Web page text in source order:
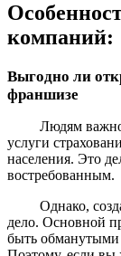
компаний:
Выгодно ли
франшизе
Людям важно
услуги
населения. Это
востребованным.
Однако,
дело. Основной
быть